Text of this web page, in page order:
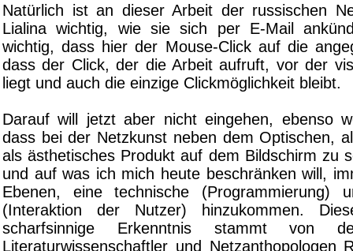
Natürlich ist an dieser Arbeit der russischen
Lialina wichtig, wie sie sich per E-Mail
wichtig, dass hier der Mouse-Click auf die
dass der Click, der die Arbeit aufruft, vor der
liegt und auch die einzige Clickmöglichkeit bleibt.
Darauf will jetzt aber nicht eingehen, ebenso
dass bei der Netzkunst neben dem Optischen,
als ästhetisches Produkt auf dem Bildschirm zu
und auf was ich mich heute beschränken will,
Ebenen, eine technische (Programmierung)
(Interaktion der Nutzer) hinzukommen.
scharfsinnige Erkenntnis stammt von
Literaturwissenschaftler und Netzanthopologen